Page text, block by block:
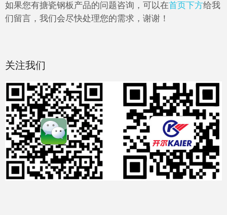
如果您有搪瓷钢板产品的问题咨询，可以在首页下方给我
们留言，我们会尽快处理您的需求，谢谢！
关注我们